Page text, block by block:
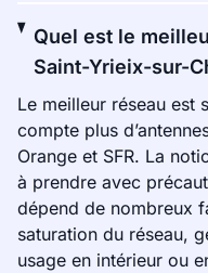
Quel est le
Saint-Yrieix-sur-
Le meilleur réseau est
compte plus
Orange et SFR. La
à prendre avec
dépend de nombreux
saturation du réseau,
usage en intérieur ou